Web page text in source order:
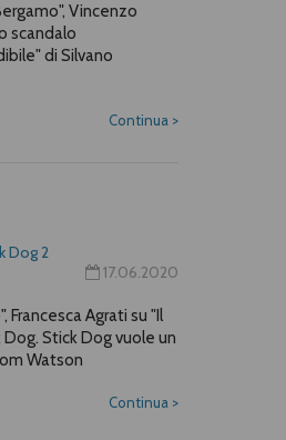
Vincenzo
scandalo
di Silvano
Continua >
Dog 2
17.06.2020
Francesca Agrati su "Il
Stick Dog vuole un
Watson
Continua >